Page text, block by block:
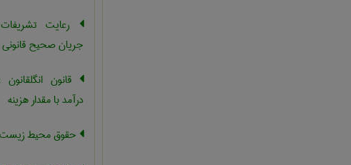
رعایت
جریان صحیح قانونی
قانون
درآمد با مقدار هزینه
حقوق محیط زیست